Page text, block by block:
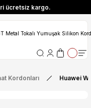
ücretsiz kargo.
%10 indirim
ücretsiz kargo.
%10 indirim
Kordonları Huawei